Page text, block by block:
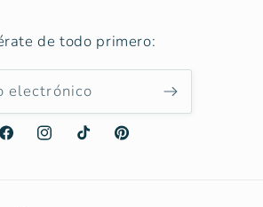
de todo primero:
electrónico
FacebookInstagramTikTok Pinterest